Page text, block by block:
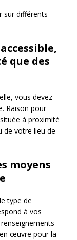
sur différents
que des
vous devez
Raison pour
à proximité
de votre lieu de
moyens
type de
à vos
œuvre pour la